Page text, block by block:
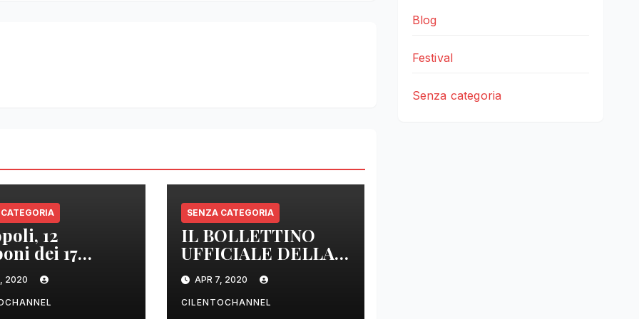
12
dei 17
sono
2020
SENZA CATEGORIA
IL BOLLETTINO
UFFICIALE DELLA
REGIONE
CAMPANIA DELLE
ORE 22.00
APR 7, 2020
CILENTOCHANNEL
Blog
Festival
Senza categoria